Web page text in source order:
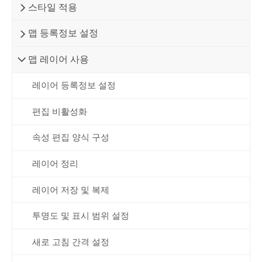
스타일 적용
맵 등록정보 설정
맵 레이어 사용
레이어 등록정보 설정
편집 비활성화
속성 편집 양식 구성
레이어 정리
레이어 저장 및 복제
투명도 및 표시 범위 설정
새로 고침 간격 설정